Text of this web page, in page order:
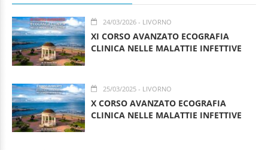
24/03/2026 - LIVORNO
XI CORSO AVANZATO ECOGRAFIA
CLINICA NELLE MALATTIE INFETTIVE
25/03/2025 - LIVORNO
X CORSO AVANZATO ECOGRAFIA
CLINICA NELLE MALATTIE INFETTIVE